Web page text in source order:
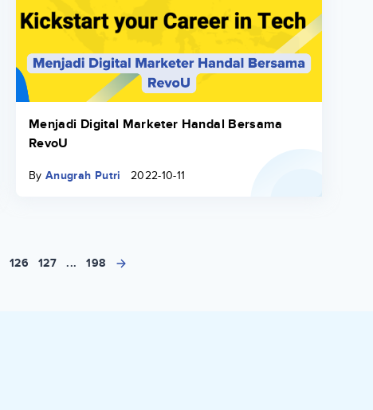
Menjadi Digital Marketer Handal Bersama
RevoU
By Anugrah Putri 2022-10-11
126 127 ... 198